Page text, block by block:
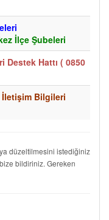
İlçe Şubeleri
Destek Hattı ( 0850
Bilgileri
düzeltilmesini istediğiniz
bildiriniz. Gereken